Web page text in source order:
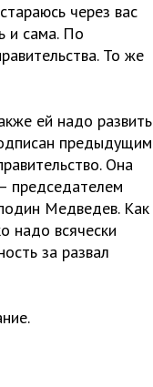
через вас
и сама. По
То же
ей надо развить
предыдущим
Она
председателем
Медведев. Как
надо всячески
за развал